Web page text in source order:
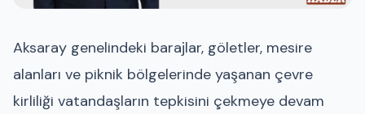
Aksaray genelindeki barajlar, göletler, mesire
alanları ve piknik bölgelerinde yaşanan çevre
kirliliği vatandaşların tepkisini çekmeye devam